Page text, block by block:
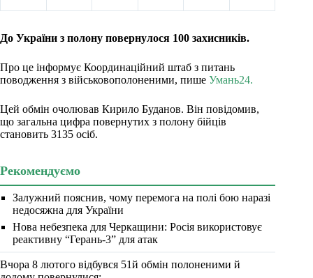
До України з полону повернулося 100 захисників.
Про це інформує Координаційний штаб з питань
поводження з військовополоненими, пише Умань24.
Цей обмін очолював Кирило Буданов. Він повідомив,
що загальна цифра повернутих з полону бійців
становить 3135 осіб.
Рекомендуємо
Залужний пояснив, чому перемога на полі бою наразі
недосяжна для України
Нова небезпека для Черкащини: Росія використовує
реактивну “Герань-3” для атак
Вчора 8 лютого відбувся 51й обмін полоненими й